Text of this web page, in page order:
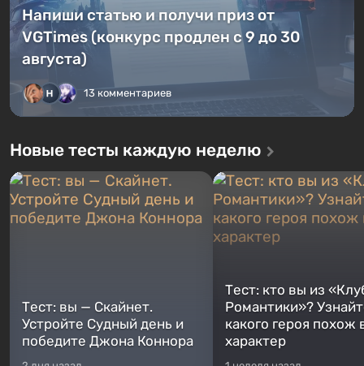
Напиши статью и получи приз от
VGTimes (конкурс продлен с 9 до 30
августа)
13 комментариев
Новые тесты каждую неделю
Тест: вы — Скайнет.
Устройте Судный день и
победите Джона Коннора
Тест: кто вы из
Романтики»?
какого героя похож
характер